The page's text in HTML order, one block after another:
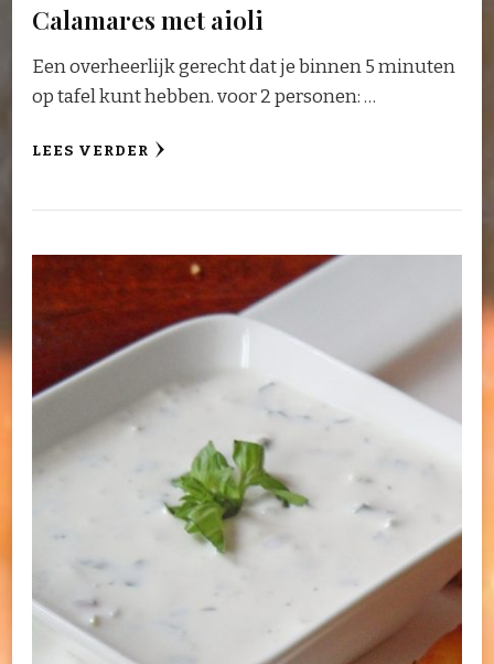
Calamares met aioli
Een overheerlijk gerecht dat je binnen 5 minuten
op tafel kunt hebben. voor 2 personen: …
LEES VERDER